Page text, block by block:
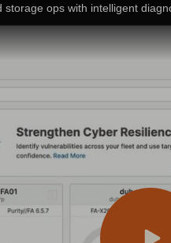
ops with intelligent